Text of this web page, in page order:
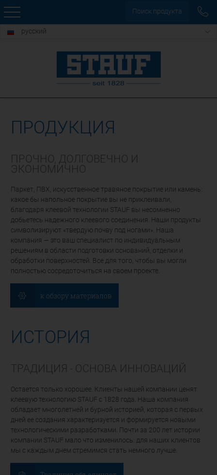
Поиск продукта
русский
ПРОДУКЦИЯ
ПРОЧНО, ДОЛГОВЕЧНО И
ЭКОНОМИЧНО
Паркет, ПВХ, искусственное травяное покрытие или камень:
какое бы напольное покрытие вы не приклеивали,
благодаря клеевой технологии STAUF вы несомненно
добьетесь надежного клеевого соединения. Наши продукты
символизируют «твердую почву под ногами». Наша
компания — это ваш специалист по индивидуальным
решениям в области подготовки оснований, отделки и
обработки поверхностей. Все для того, чтобы вы могли
полностью сосредоточиться на своем проекте.
к обзору материалов
ИСТОРИЯ
ТРАДИЦИЯ - ОСНОВА ИННОВАЦИЙ
Остается только хорошее. Клиенты нашей компании ценят
клеевую технологию STAUF с 1828 года. Наша компания
обладает многолетней и бурной историей, которая с первых
дней ее создания характеризуется и формируется новыми
технологическими разработками. Почти за 200 лет истории
компании STAUF мало что изменилось: для наших клиентов
мы с каждым днем стремимся стать немного лучше.